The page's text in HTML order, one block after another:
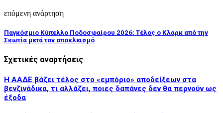
επόμενη ανάρτηση
Παγκόσμιο Κύπελλο Ποδοσφαίρου 2026: Τέλος ο Κλαρκ από την
Σκωτία μετά τον αποκλεισμό
Σχετικές αναρτήσεις
Η ΑΑΔΕ βάζει τέλος στο «εμπόριο» αποδείξεων στα
βενζινάδικα, τι αλλάζει, ποιες δαπάνες δεν θα περνούν ως
έξοδα